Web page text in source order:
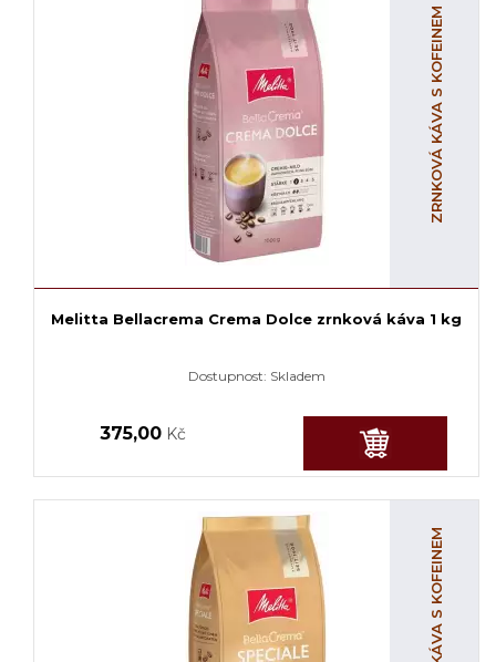
ZRNKOVÁ KÁVA S KOFEINEM
Melitta Bellacrema Crema Dolce zrnková káva 1 kg
Dostupnost: Skladem
375,00 Kč